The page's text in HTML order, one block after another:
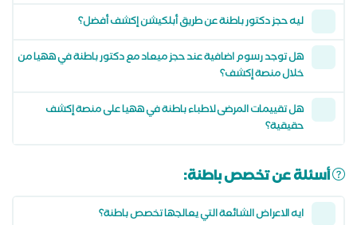
ليه حجز دكتور باطنة عن طريق أبلكيشن إكشف أفضل؟
هل توجد رسوم اضافية عند حجز ميعاد مع دكتور باطنة في ههيا من
خلال منصة إكشف؟
هل تقييمات المرضى لاطباء باطنة في ههيا على منصة إكشف
حقيقية؟
أسئلة عن تخصص باطنة:
ايه الاعراض الشائعة التي يعالجها تخصص باطنة؟